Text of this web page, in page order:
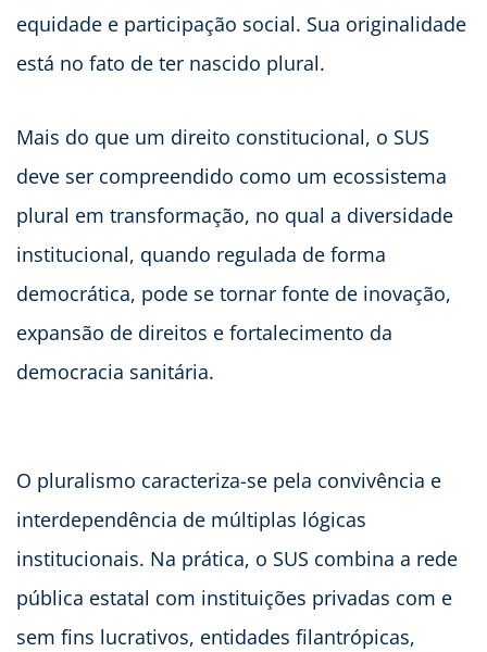
equidade e participação social. Sua originalidade
está no fato de ter nascido plural.
Mais do que um direito constitucional, o SUS
deve ser compreendido como um ecossistema
plural em transformação, no qual a diversidade
institucional, quando regulada de forma
democrática, pode se tornar fonte de inovação,
expansão de direitos e fortalecimento da
democracia sanitária.
O pluralismo caracteriza-se pela convivência e
interdependência de múltiplas lógicas
institucionais. Na prática, o SUS combina a rede
pública estatal com instituições privadas com e
sem fins lucrativos, entidades filantrópicas,